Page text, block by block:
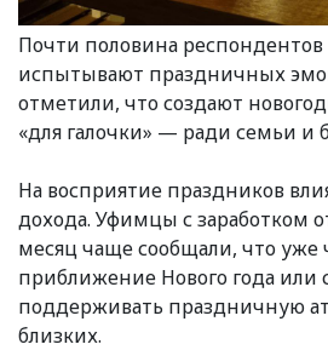
Почти половина
испытывают праздничных
отметили, что создают
«для галочки» — ради семьи и
На восприятие праздников
дохода. Уфимцы с заработком
месяц чаще сообщали, что уже
приближение Нового года или
поддерживать праздничную
близких.